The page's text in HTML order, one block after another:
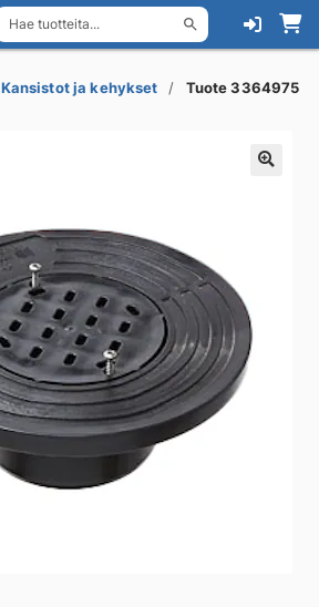
Hae tuotteita...
Kansistot ja kehykset Tuote 3364975